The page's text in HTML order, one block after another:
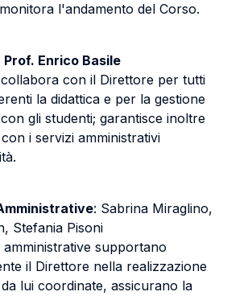
l'andamento del Corso.
Enrico Basile
collabora con il Direttore per tutti
la didattica e per la gestione
gli studenti; garantisce inoltre
i servizi amministrativi
: Sabrina Miraglino,
Stefania Pisoni
amministrative supportano
il Direttore nella realizzazione
lui coordinate, assicurano la